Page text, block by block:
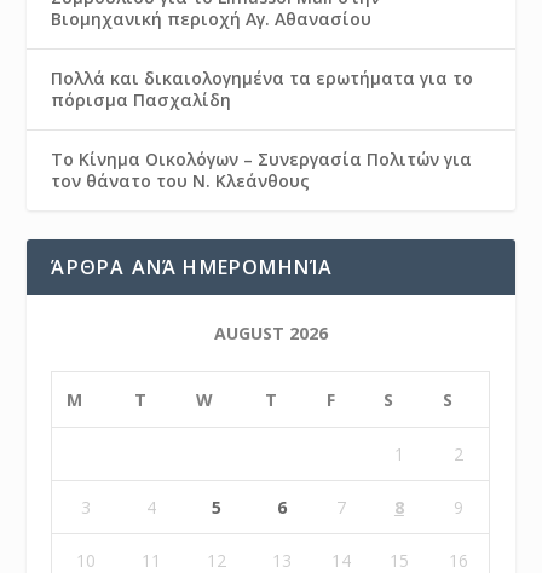
Βιομηχανική περιοχή Αγ. Αθανασίου
Πολλά και δικαιολογημένα τα ερωτήματα για το
πόρισμα Πασχαλίδη
Το Κίνημα Οικολόγων – Συνεργασία Πολιτών για
τον θάνατο του Ν. Κλεάνθους
ΆΡΘΡΑ ΑΝΆ ΗΜΕΡΟΜΗΝΊΑ
AUGUST 2026
M T W T F S S
1 2
3 4 5 6 7 8 9
10 11 12 13 14 15 16